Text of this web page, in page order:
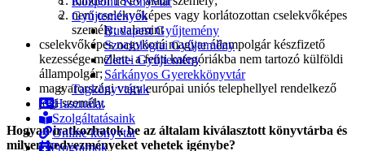
nem cselekvőképes vagy korlátozottan cselekvőképes
személy; valamint
cselekvőképes nagykorú magyar állampolgár készfizető
kezessége mellett- a fenti kategóriákba nem tartozó külföldi
állampolgár;
magyarországi vagy európai uniós telephellyel rendelkező
jogi személy.
Hogyan iratkozhatok be az általam kiválasztott könyvtárba és
milyen kedvezményeket vehetek igénybe?
Gyűjtemények
Budapest Gyűjtemény
Szociológiai Gyűjtemény
Zenei Gyűjtemény
Sárkányos Gyerekkönyvtár
Tagkönyvtárak
Használat
Szolgáltatásaink
Online könyvtár
Programok